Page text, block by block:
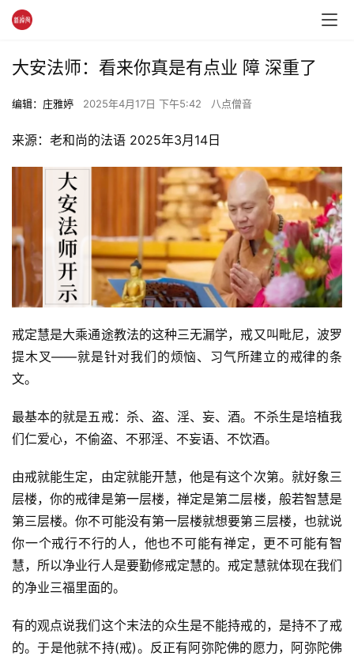
大安法师：看来你真是有点业 障 深重了
编辑：庄雅婷 2025年4月17日 下午5:42 八点僧音
来源：老和尚的法语 2025年3月14日
戒定慧是大乘通途教法的这种三无漏学，戒又叫毗尼，波罗
提木叉——就是针对我们的烦恼、习气所建立的戒律的条
文。
最基本的就是五戒：杀、盗、淫、妄、酒。不杀生是培植我
们仁爱心，不偷盗、不邪淫、不妄语、不饮酒。
由戒就能生定，由定就能开慧，他是有这个次第。就好象三
层楼，你的戒律是第一层楼，禅定是第二层楼，般若智慧是
第三层楼。你不可能没有第一层楼就想要第三层楼，也就说
你一个戒行不行的人，他也不可能有禅定，更不可能有智
慧，所以净业行人是要勤修戒定慧的。戒定慧就体现在我们
的净业三福里面的。
有的观点说我们这个末法的众生是不能持戒的，是持不了戒
的。于是他就不持(戒)。反正有阿弥陀佛的愿力，阿弥陀佛